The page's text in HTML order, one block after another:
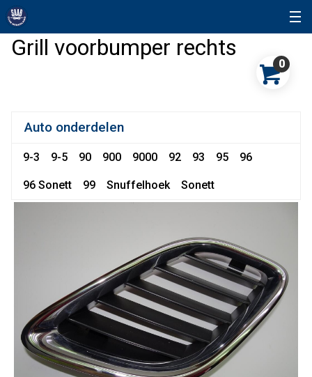
Grill voorbumper rechts
0
Auto onderdelen
9-3 9-5 90 900 9000 92 93 95 96
96 Sonett 99 Snuffelhoek Sonett